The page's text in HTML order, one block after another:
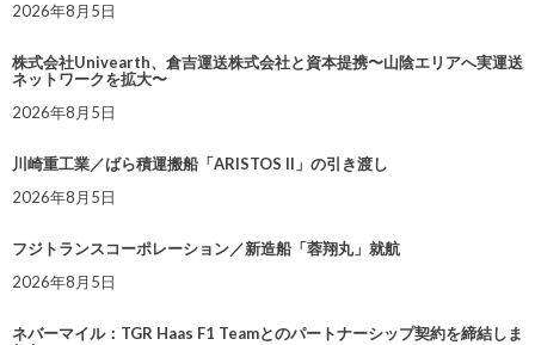
2026年8月5日
株式会社Univearth、倉吉運送株式会社と資本提携〜山陰エリアへ実運送
ネットワークを拡大〜
2026年8月5日
川崎重工業／ばら積運搬船「ARISTOS II」の引き渡し
2026年8月5日
フジトランスコーポレーション／新造船「蓉翔丸」就航
2026年8月5日
ネバーマイル：TGR Haas F1 Teamとのパートナーシップ契約を締結しま